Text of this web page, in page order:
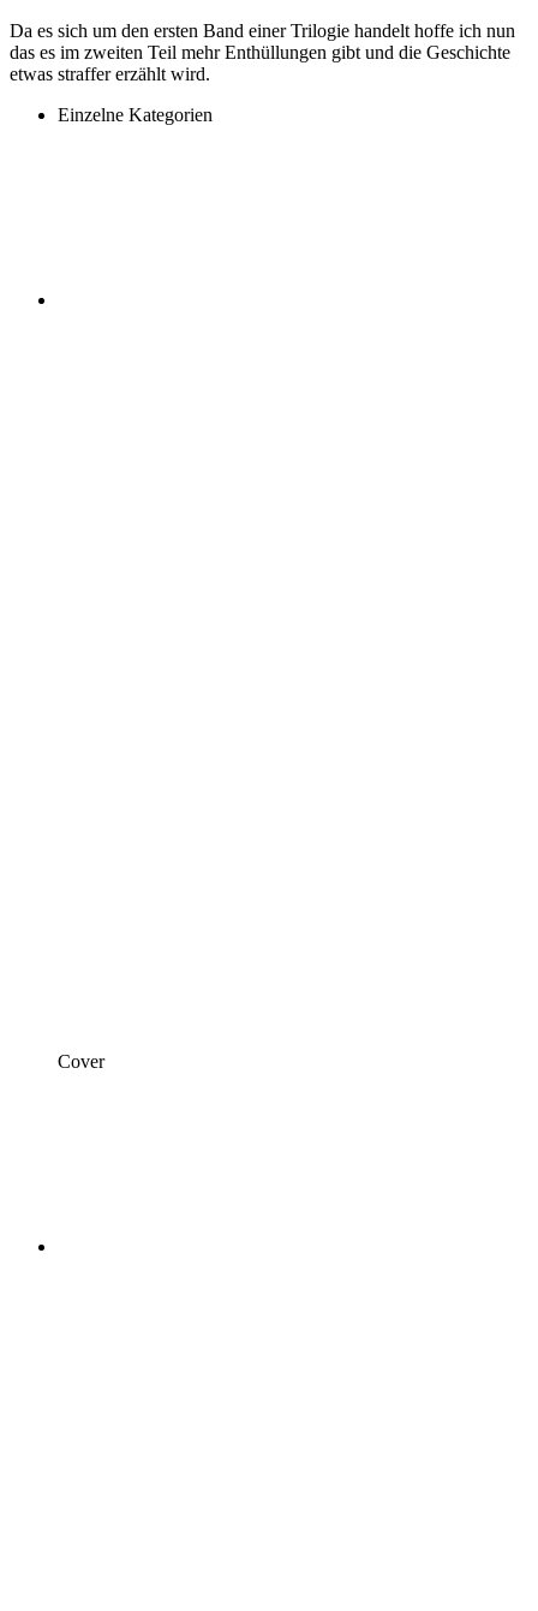
Da es sich um den ersten Band einer Trilogie handelt hoffe ich nun
das es im zweiten Teil mehr Enthüllungen gibt und die Geschichte
etwas straffer erzählt wird.
Einzelne Kategorien
Cover